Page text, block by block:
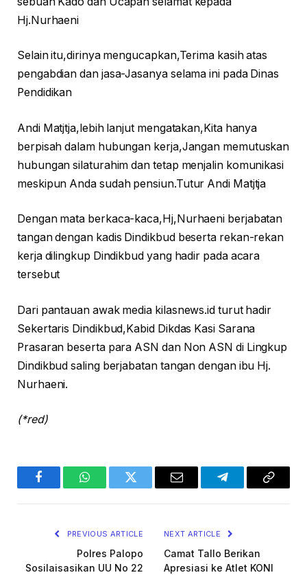
Hj.Nurhaeni
Selain itu,dirinya mengucapkan,Terima kasih atas
pengabdian dan jasa-Jasanya selama ini pada Dinas
Pendidikan
Andi Matjtja,lebih lanjut mengatakan,Kita hanya
berpisah dalam hubungan kerja,Jangan memutuskan
hubungan silaturahim dan tetap menjalin komunikasi
meskipun Anda sudah pensiun.Tutur Andi Matjtja
Dengan mata berkaca-kaca,Hj,Nurhaeni berjabatan
tangan dengan kadis Dindikbud beserta rekan-rekan
kerja dilingkup Dindikbud yang hadir pada acara
tersebut
Dari pantauan awak media kilasnews.id turut hadir
Sekertaris Dindikbud,Kabid Dikdas Kasi Sarana
Prasaran beserta para ASN dan Non ASN di Lingkup
Dindikbud saling berjabatan tangan dengan ibu Hj.
Nurhaeni.
(*red)
FacebookWhatsAppTwitter Email TelegramCopy
PREVIOUS ARTICLE
Polres Palopo
Sosilaisasikan UU No 22
NEXT ARTICLE
Camat Tallo Berikan
Apresiasi ke Atlet KONI